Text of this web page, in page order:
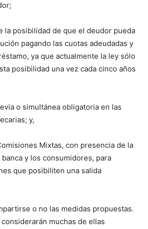
la posibilidad de que el deudor pueda
pagando las cuotas adeudadas y
ya que actualmente la ley sólo
posibilidad una vez cada cinco años
o simultánea obligatoria en las
y,
Mixtas, con presencia de la
y los consumidores, para
que posibiliten una salida
o no las medidas propuestas.
muchas de ellas